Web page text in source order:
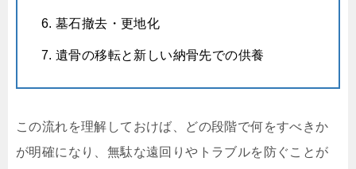
墓石撤去・更地化
遺骨の移転と新しい納骨先での供養
この流れを理解しておけば、どの段階で何をすべきか
が明確になり、無駄な遠回りやトラブルを防ぐことが